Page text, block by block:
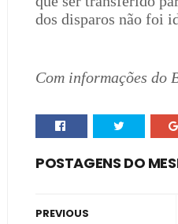
dos disparos não foi
Com informações do
POSTAGENS DO
PREVIOUS